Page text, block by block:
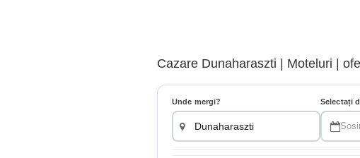
Cazare Dunaharaszti | Moteluri |
Unde mergi? Selectați